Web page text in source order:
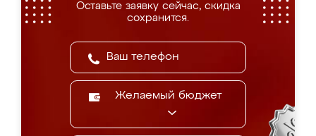
Оставьте заявку сейчас, скидка
сохранится.
Желаемый бюджет